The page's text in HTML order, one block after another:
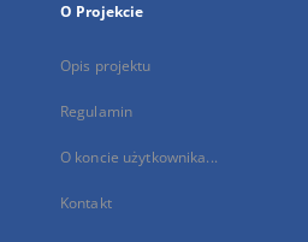
O Projekcie
Opis projektu
Regulamin
O koncie użytkownika...
Kontakt